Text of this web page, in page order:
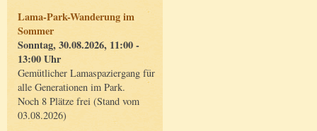
Lama-Park-Wanderung im
Sommer
Sonntag, 30.08.2026, 11:00 -
13:00 Uhr
Gemütlicher Lamaspaziergang für
alle Generationen im Park.
Noch 8 Plätze frei (Stand vom
03.08.2026)